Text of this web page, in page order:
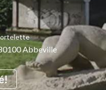
Abbeville